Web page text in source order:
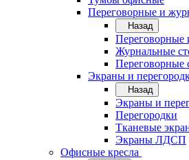
Переговорные и
Назад
Переговорные
Журнальные
Переговорные
Экраны и
Назад
Экраны и
Перегородки
Тканевые
Экраны ЛДСП
Офисные кресла